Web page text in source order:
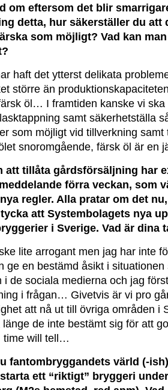
om eftersom det blir
detta, hur säkerställer du att
som möjligt? Vad kan
haft det ytterst delikata
större än
öl… I framtiden kanske vi ska
samt säkerhetställa
som möjligt vid tillverkning samt
snoromgående, färsk öl är en
att tillåta gårdsförsäljning har
förra veckan, som
regler. Alla pratar om det
att Systembolagets nya
i Sverige. Vad är dina
lite arrogant men jag har inte
ge en bestämd åsikt i
i de sociala medierna och jag
i frågan… Givetvis är vi pro
att nå ut till övriga områden i
de inte bestämt sig för att
time will tell…
fantombryggandets värld (-
ett “riktigt” bryggeri